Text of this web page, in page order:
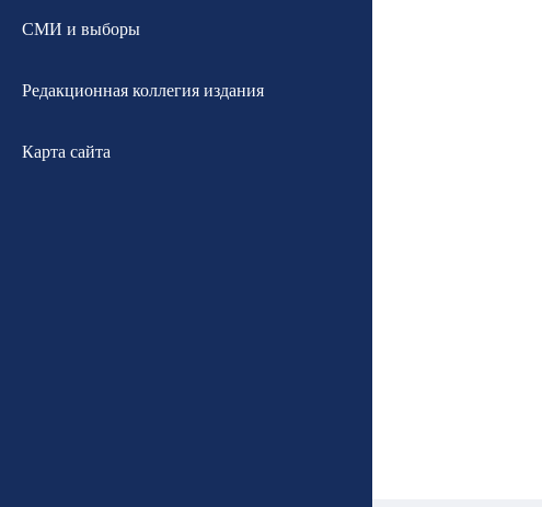
СМИ и выборы
Редакционная коллегия издания
Карта сайта